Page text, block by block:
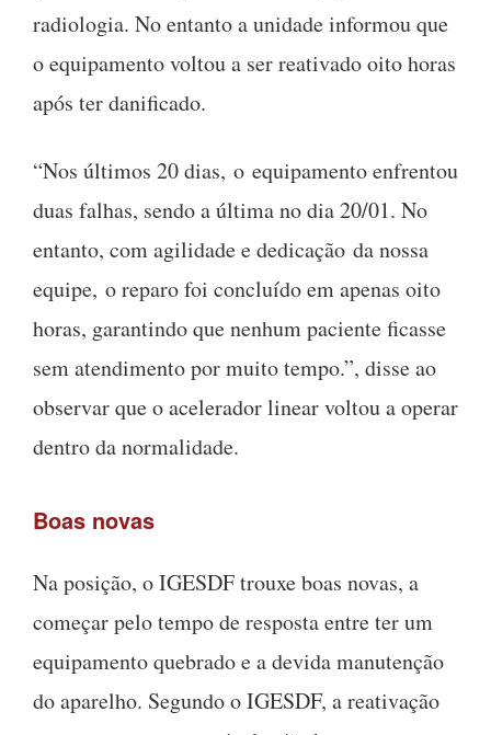
radiologia. No entanto a unidade informou que
o equipamento voltou a ser reativado oito horas
após ter danificado.
“Nos últimos 20 dias, o equipamento enfrentou
duas falhas, sendo a última no dia 20/01. No
entanto, com agilidade e dedicação da nossa
equipe, oreparo foi concluído em apenas oito
horas, garantindo que nenhum paciente ficasse
sem atendimento por muito tempo.”, disse ao
observar que o acelerador linear voltou a operar
dentro da normalidade.
Boas novas
Na posição, o IGESDF trouxe boas novas, a
começar pelo tempo de resposta entre ter um
equipamento quebrado e a devida manutenção
do aparelho. Segundo o IGESDF, a reativação